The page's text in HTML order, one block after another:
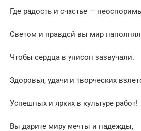
Где радость и счастье —
Светом и правдой вы мир
Чтобы сердца в унисон зазвучали.
Здоровья, удачи и творческих
Успешных и ярких в культуре работ!
Вы дарите миру мечты и надежды,